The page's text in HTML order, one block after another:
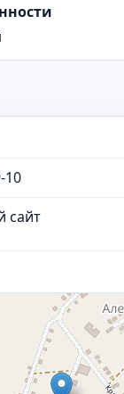
10
сайт